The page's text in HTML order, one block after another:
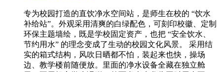
专为校园打造的直饮净水空间站，是师生在校的 “饮水
补给站”。外观采用清爽的白绿配色，可刻印校徽、定制
环保主题墙绘，既是学校固定资产，也把 “安全饮水、
节约用水” 的理念变成了生动的校园文化风景。 采用结
实的箱式结构，风吹日晒都不怕，装起来也快，操场
边、教学楼前随便放。里面的净水设备全藏在独立舱